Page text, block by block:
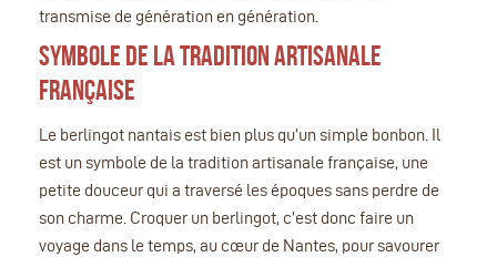
transmise de génération en génération.
Symbole de la tradition artisanale
française
Le berlingot nantais est bien plus qu’un simple bonbon. Il
est un symbole de la tradition artisanale française, une
petite douceur qui a traversé les époques sans perdre de
son charme. Croquer un berlingot, c’est donc faire un
voyage dans le temps, au cœur de Nantes, pour savourer